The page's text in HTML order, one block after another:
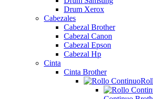
Drum Xerox
Cabezales
Cabezal Brother
Cabezal Canon
Cabezal Epson
Cabezal Hp
Cinta
Cinta Brother